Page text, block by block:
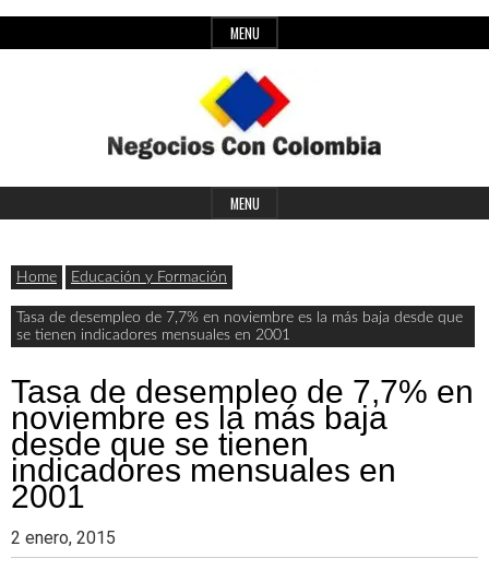
to
MENU
Negocios
con
Colombia
Últimas
noticias,
comunicados
y
actualidad
de
negocios
con
Colombia.
Header
MENU
Home Educación y Formación
Tasa de desempleo de 7,7% en noviembre es la más baja desde que
se tienen indicadores mensuales en 2001
Tasa de desempleo de 7,7% en
noviembre es la más baja
desde que se tienen
indicadores mensuales en
2001
2 enero, 2015